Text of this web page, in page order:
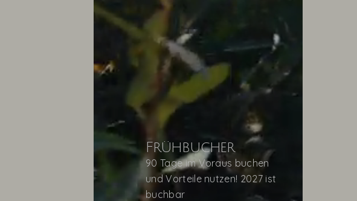
Frühbucher
90 Tage im Voraus buchen
und Vorteile nutzen! 2027 ist
buchbar